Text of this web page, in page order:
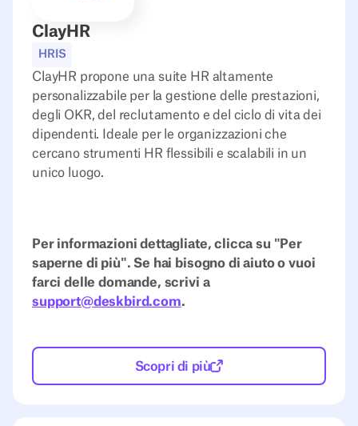
ClayHR
HRIS
ClayHR propone una suite HR altamente
personalizzabile per la gestione delle prestazioni,
degli OKR, del reclutamento e del ciclo di vita dei
dipendenti. Ideale per le organizzazioni che
cercano strumenti HR flessibili e scalabili in un
unico luogo.
Per informazioni dettagliate, clicca su "Per
saperne di più". Se hai bisogno di aiuto o vuoi
farci delle domande, scrivi a
support@deskbird.com.
Scopri di più